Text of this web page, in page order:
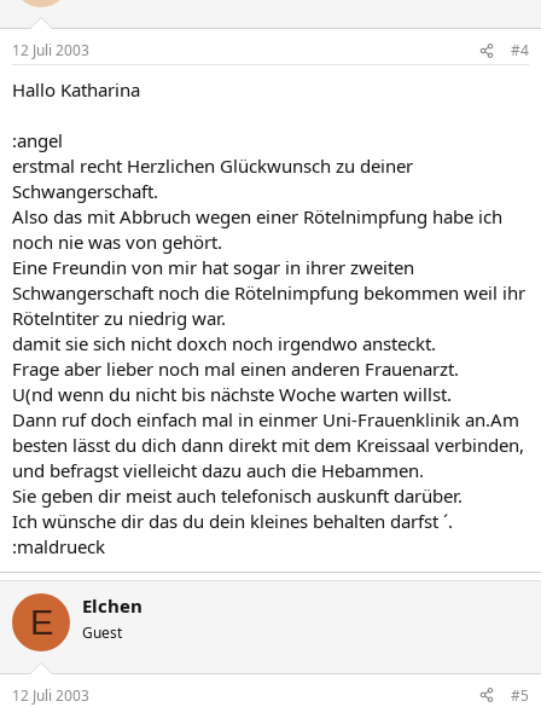
12 Juli 2003 #4
Hallo Katharina
:angel
erstmal recht Herzlichen Glückwunsch zu deiner
Schwangerschaft.
Also das mit Abbruch wegen einer Rötelnimpfung habe ich
noch nie was von gehört.
Eine Freundin von mir hat sogar in ihrer zweiten
Schwangerschaft noch die Rötelnimpfung bekommen weil ihr
Rötelntiter zu niedrig war.
damit sie sich nicht doxch noch irgendwo ansteckt.
Frage aber lieber noch mal einen anderen Frauenarzt.
U(nd wenn du nicht bis nächste Woche warten willst.
Dann ruf doch einfach mal in einmer Uni-Frauenklinik an.Am
besten lässt du dich dann direkt mit dem Kreissaal verbinden,
und befragst vielleicht dazu auch die Hebammen.
Sie geben dir meist auch telefonisch auskunft darüber.
Ich wünsche dir das du dein kleines behalten darfst ´.
:maldrueck
E Elchen
Guest
12 Juli 2003 #5